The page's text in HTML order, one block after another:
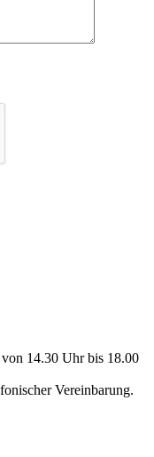
14.30 Uhr bis 18.00
Vereinbarung.